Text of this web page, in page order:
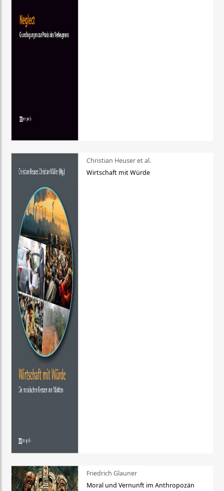
Christian Heuser et al.
Wirtschaft mit Würde
Friedrich Glauner
Moral und Vernunft im Anthropozän